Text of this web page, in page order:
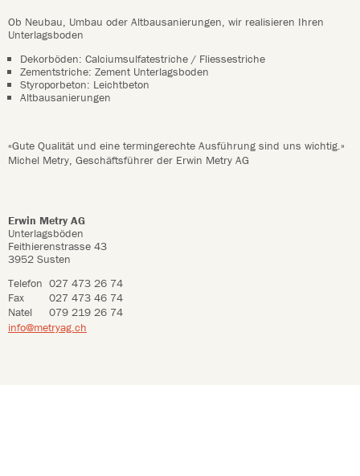
Ob Neubau, Umbau oder Altbausanierungen, wir realisieren Ihren
Unterlagsboden
Dekorböden: Calciumsulfatestriche / Fliessestriche
Zementstriche: Zement Unterlagsboden
Styroporbeton: Leichtbeton
Altbausanierungen
«Gute Qualität und eine termingerechte Ausführung sind uns wichtig.»
Michel Metry, Geschäftsführer der Erwin Metry AG
Erwin Metry AG
Unterlagsböden
Feithierenstrasse 43
3952 Susten
Telefon 027 473 26 74
Fax
027 473 46 74
Natel
079 219 26 74
info@metryag.ch